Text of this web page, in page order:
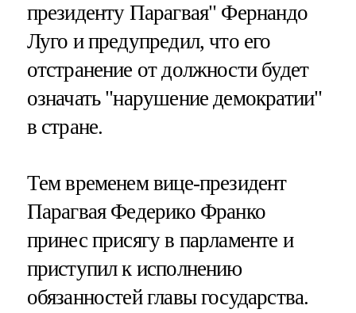
президенту Парагвая" Фернандо
Луго и предупредил, что его
отстранение от должности будет
означать "нарушение демократии"
в стране.
Тем временем вице-президент
Парагвая Федерико Франко
принес присягу в парламенте и
приступил к исполнению
обязанностей главы государства.